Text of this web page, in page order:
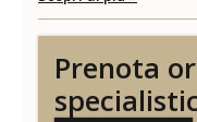
Prenota